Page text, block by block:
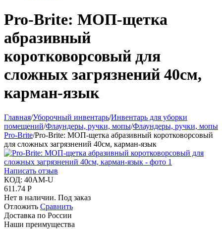
Pro-Brite: МОП-щетка
абразивный
коротковорсовый для
сложных загрязнений 40см,
карман-язык
Главная/Уборочный инвентарь/Инвентарь для уборки
помещений/Флаундеры, ручки, мопы/Флаундеры, ручки, мопы
Pro-Brite/Pro-Brite: МОП-щетка абразивный коротковорсовый
для сложных загрязнений 40см, карман-язык
Написать отзыв
КОД: 40AM-U
611.74 Р
Нет в наличии. Под заказ
Отложить Сравнить
Доставка по России
Наши преимущества